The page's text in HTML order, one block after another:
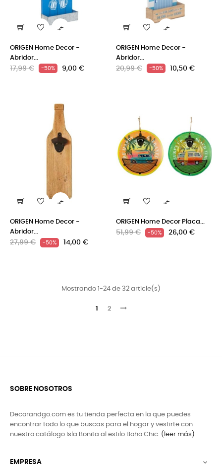

ORIGEN Home Decor -
Abridor...
Precio
17,99 € -50% Precio
9,00 €

ORIGEN Home Decor -
Abridor...
Precio
20,99 € -50% Precio
10,50 €

ORIGEN Home Decor -
Abridor...
Precio
27,99 € -50% Precio
14,00 €

ORIGEN Home Decor Placa...
Precio
51,99 € -50% Precio
26,00 €
Mostrando 1-24 de 32 article(s)
1 2
SOBRE NOSOTROS
Decorandgo.com es tu tienda perfecta en la que puedes
encontrar todo lo que buscas para el hogar y vestirte con
nuestro catálogo Isla Bonita al estilo Boho Chic. (leer más)
EMPRESA 